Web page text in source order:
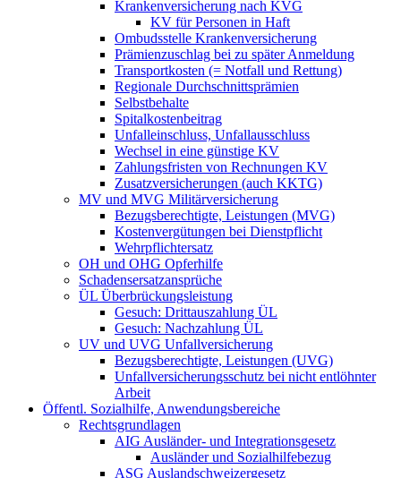
Krankenversicherung nach KVG
KV für Personen in Haft
Ombudsstelle Krankenversicherung
Prämienzuschlag bei zu später Anmeldung
Transportkosten (= Notfall und Rettung)
Regionale Durchschnittsprämien
Selbstbehalte
Spitalkostenbeitrag
Unfalleinschluss, Unfallausschluss
Wechsel in eine günstige KV
Zahlungsfristen von Rechnungen KV
Zusatzversicherungen (auch KKTG)
MV und MVG Militärversicherung
Bezugsberechtigte, Leistungen (MVG)
Kostenvergütungen bei Dienstpflicht
Wehrpflichtersatz
OH und OHG Opferhilfe
Schadensersatzansprüche
ÜL Überbrückungsleistung
Gesuch: Drittauszahlung ÜL
Gesuch: Nachzahlung ÜL
UV und UVG Unfallversicherung
Bezugsberechtigte, Leistungen (UVG)
Unfallversicherungsschutz bei nicht entlöhnter
Arbeit
Öffentl. Sozialhilfe, Anwendungsbereiche
Rechtsgrundlagen
AIG Ausländer- und Integrationsgesetz
Ausländer und Sozialhilfebezug
ASG Auslandschweizergesetz